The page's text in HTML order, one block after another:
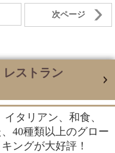
次ページ
ストラン
タリアン、和食、
40種類以上のグロー
ングが大好評！